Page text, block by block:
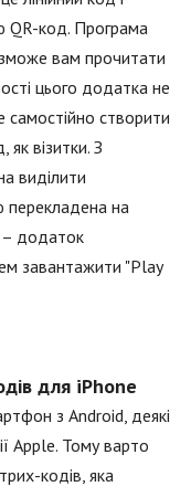
QR-код. Програма
вам прочитати
цього додатка не
самостійно створити
візитки. З
виділити
перекладена на
– додаток
завантажити "Play
для iPhone
з Android, деякі
Apple. Тому варто
кодів, яка